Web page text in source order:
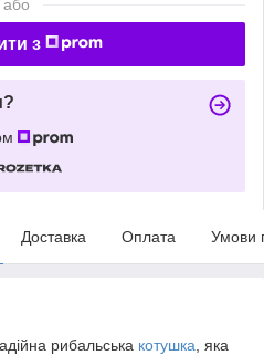
або
з
Доставка Оплата Умови
рибальська котушка , яка